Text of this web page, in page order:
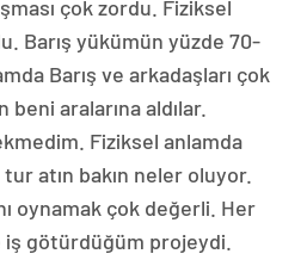
çok zordu. Fiziksel
Barış yükümün yüzde 70-
Barış ve arkadaşları çok
aralarına aldılar.
Fiziksel anlamda
atın bakın neler oluyor.
oynamak çok değerli. Her
iş götürdüğüm projeydi.